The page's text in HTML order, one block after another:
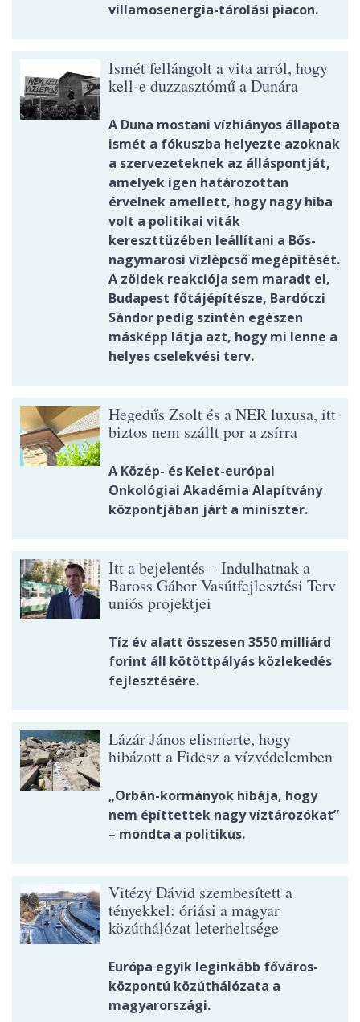
villamosenergia-tárolási piacon.
Ismét fellángolt a vita arról, hogy
kell-e duzzasztómű a Dunára
A Duna mostani vízhiányos állapota
ismét a fókuszba helyezte azoknak
a szervezeteknek az álláspontját,
amelyek igen határozottan
érvelnek amellett, hogy nagy hiba
volt a politikai viták
kereszttüzében leállítani a Bős-
nagymarosi vízlépcső megépítését.
A zöldek reakciója sem maradt el,
Budapest főtájépítésze, Bardóczi
Sándor pedig szintén egészen
másképp látja azt, hogy mi lenne a
helyes cselekvési terv.
Hegedűs Zsolt és a NER luxusa, itt
biztos nem szállt por a zsírra
A Közép- és Kelet-európai
Onkológiai Akadémia Alapítvány
központjában járt a miniszter.
Itt a bejelentés – Indulhatnak a
Baross Gábor Vasútfejlesztési Terv
uniós projektjei
Tíz év alatt összesen 3550 milliárd
forint áll kötöttpályás közlekedés
fejlesztésére.
Lázár János elismerte, hogy
hibázott a Fidesz a vízvédelemben
„Orbán-kormányok hibája, hogy
nem építtettek nagy víztározókat”
– mondta a politikus.
Vitézy Dávid szembesített a
tényekkel: óriási a magyar
közúthálózat leterheltsége
Európa egyik leginkább főváros-
központú közúthálózata a
magyarországi.